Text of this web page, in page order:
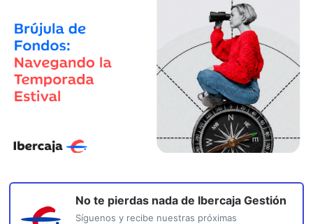
No te pierdas nada de Ibercaja Gestión
Síguenos y recibe nuestras próximas